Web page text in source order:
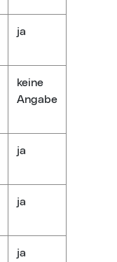
ja
keine
Angabe
ja
ja
ja